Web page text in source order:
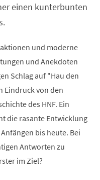
einen kunterbunten
und moderne
und Anekdoten
Schlag auf "Hau den
Eindruck von den
des HNF. Ein
die rasante Entwicklung
bis heute. Bei
Antworten zu
im Ziel?